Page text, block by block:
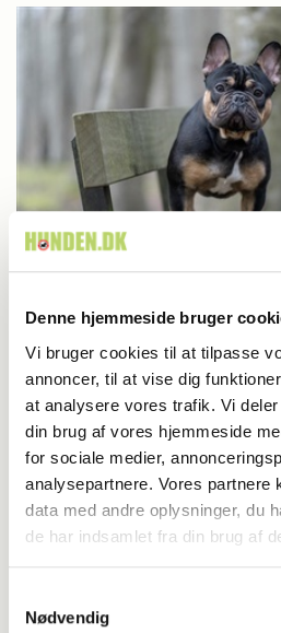
Denne hjemmeside bruger
Vi bruger cookies til at tilpasse
annoncer, til at vise dig
at analysere vores trafik. Vi
din brug af vores hjemmeside
for sociale medier,
analysepartnere. Vores partnere
data med andre oplysninger, du
de har indsamlet fra din brug af
Nødvendig
Britisk racedebat
forbud